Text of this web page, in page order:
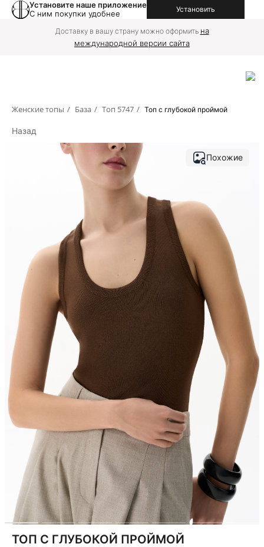
Установите наше приложение
С ним покупки удобнее
Установить
Доставку в вашу страну можно оформить на
международной версии сайта
Женские топы / База / Топ 5747 / Топ с глубокой проймой
Назад
Похожие
ТОП С ГЛУБОКОЙ ПРОЙМОЙ